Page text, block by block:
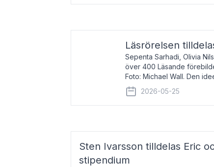
Läsrörelsen
Sepenta Sarhadi, Olivia
över 400 Läsande
Foto: Michael Wall. Den
tilldelas Bernadottepriset
sekel gjort re
2026-05-25
Sten Ivarsson tilldelas Eric
stipendium